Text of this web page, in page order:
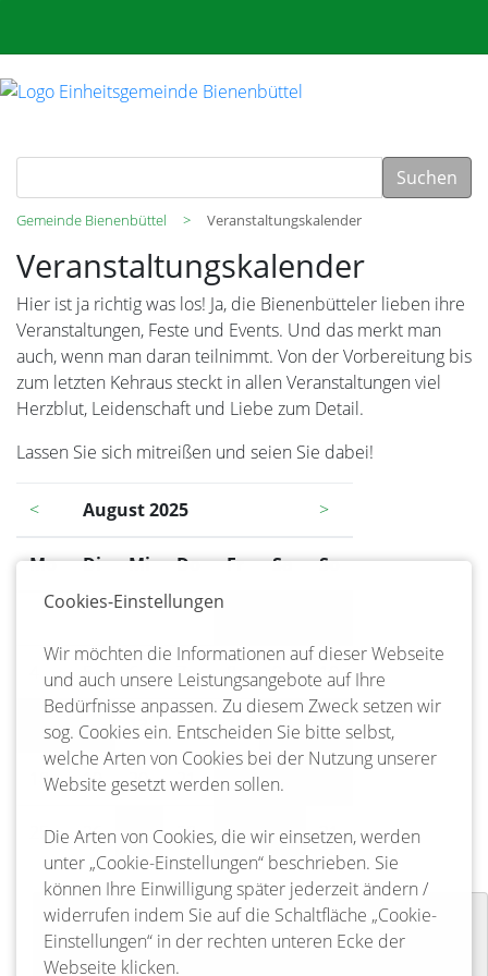
Suchen
Gemeinde Bienenbüttel Veranstaltungskalender
Veranstaltungskalender
Hier ist ja richtig was los! Ja, die Bienenbütteler lieben ihre
Veranstaltungen, Feste und Events. Und das merkt man
auch, wenn man daran teilnimmt. Von der Vorbereitung bis
zum letzten Kehraus steckt in allen Veranstaltungen viel
Herzblut, Leidenschaft und Liebe zum Detail.
Lassen Sie sich mitreißen und seien Sie dabei!
< August 2025 >
Montag
Dienstag
Mittwoch
Donnerstag
Freitag
Samstag
Sonntag
5 6 7 8 9 10
11 12 13 14 15 16 17
18 19 20 21 22 23
25 26 27 28 29 30 31
Vernissage
10-02-2023 19:00
Cookies-Einstellungen
Wir möchten die Informationen auf dieser Webseite
und auch unsere Leistungsangebote auf Ihre
Bedürfnisse anpassen. Zu diesem Zweck setzen wir
sog. Cookies ein. Entscheiden Sie bitte selbst,
welche Arten von Cookies bei der Nutzung unserer
Website gesetzt werden sollen.
Die Arten von Cookies, die wir einsetzen, werden
unter „Cookie-Einstellungen“ beschrieben. Sie
können Ihre Einwilligung später jederzeit ändern /
widerrufen indem Sie auf die Schaltfläche „Cookie-
Einstellungen“ in der rechten unteren Ecke der
Webseite klicken.